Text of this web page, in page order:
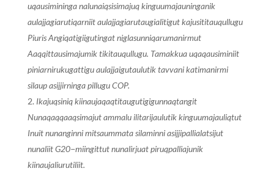
uqausimininga nalunaiqsisimajuq kinguumajauninganik
aulajjagiarutiqarniit aulajjagiarutaugialitigut kajusititauqullugu
Piuris Angiqatigiigutingat niglasunniqarumanirmut
Aaqqittausimajumik tikitauqullugu. Tamakkua uqaqausiminiit
piniarnirukugattigu aulajjaigutaulutik tavvani katimanirmi
silaup asijjirninga pillugu COP.
Ikajuqsiniq kiinaujaqaqtitaugutigigunnaqtangit
Nunaqaqqaaqsimajut ammalu ilitarijaulutik kinguumajauliqtut
Inuit nunanginni mitsaummata silaminni asijjipallialatsijut
nunaliit G20−miingittut nunalirjuat piruqpalliajunik
kiinaujaliurutiliit.